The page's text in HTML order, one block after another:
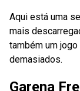
Aqui está uma
mais
também um
demasiados.
Garena